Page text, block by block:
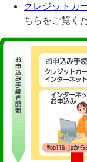
クレジットカ
ちらをご覧く